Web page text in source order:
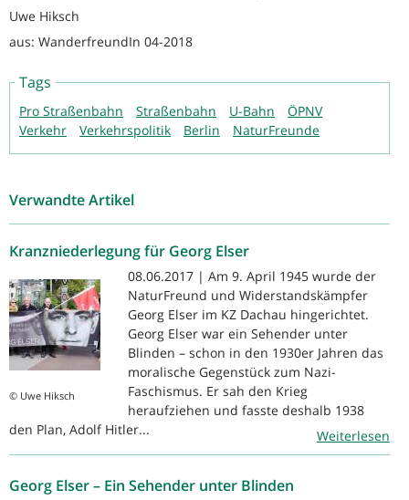
Uwe Hiksch
aus: WanderfreundIn 04-2018
Tags
Pro Straßenbahn Straßenbahn U-Bahn
ÖPNV
Verkehr
Verkehrspolitik Berlin NaturFreunde
Verwandte Artikel
Kranzniederlegung für Georg Elser
© Uwe Hiksch
08.06.2017 | Am 9. April 1945 wurde der
NaturFreund und Widerstandskämpfer
Georg Elser im KZ Dachau hingerichtet.
Georg Elser war ein Sehender unter
Blinden – schon in den 1930er Jahren das
moralische Gegenstück zum Nazi-
Faschismus. Er sah den Krieg
heraufziehen und fasste deshalb 1938
den Plan, Adolf Hitler...
Weiterlesen
Georg Elser – Ein Sehender unter Blinden